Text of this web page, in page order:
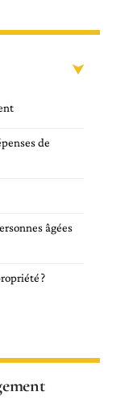
de
âgées
?